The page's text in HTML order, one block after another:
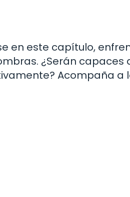
en este capítulo,
¿Serán capaces
Acompaña a